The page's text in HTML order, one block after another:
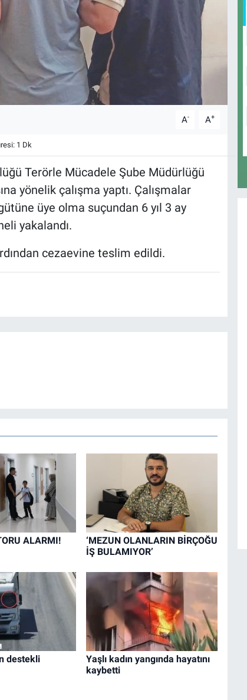
A- A+
1 Dk
Terörle Mücadele Şube Müdürlüğü
yönelik çalışma yaptı. Çalışmalar
üye olma suçundan 6 yıl 3 ay
yakalandı.
cezaevine teslim edildi.
ALARMI!
‘MEZUN OLANLARIN BİRÇOĞU
İŞ BULAMIYOR’
destekli
Yaşlı kadın yangında hayatını
kaybetti